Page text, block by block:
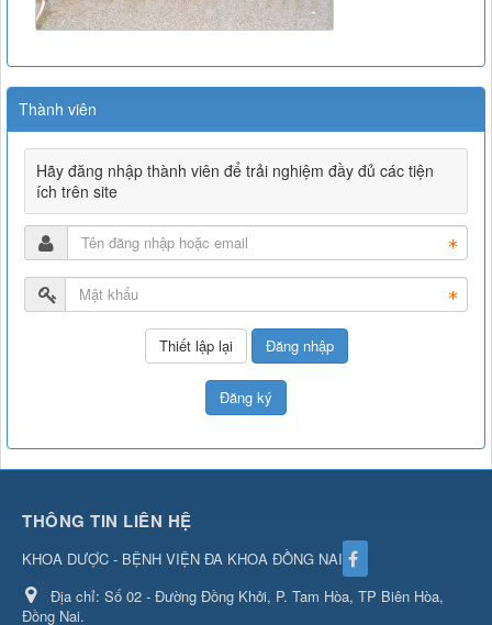
Thành viên
Hãy đăng nhập thành viên để trải nghiệm đầy đủ các tiện
ích trên site
Đăng nhập
Đăng ký
THÔNG TIN LIÊN HỆ
KHOA DƯỢC - BỆNH VIỆN ĐA KHOA ĐỒNG NAI
Địa chỉ: Số 02 - Đường Đồng Khởi, P. Tam Hòa, TP Biên Hòa,
Đồng Nai.